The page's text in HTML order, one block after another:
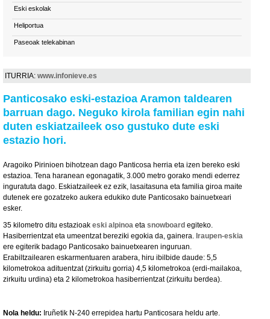
Eski eskolak
Heliportua
Paseoak telekabinan
ITURRIA: www.infonieve.es
Panticosako eski-estazioa Aramon taldearen
barruan dago. Neguko kirola familian egin nahi
duten eskiatzaileek oso gustuko dute eski
estazio hori.
Aragoiko Pirinioen bihotzean dago Panticosa herria eta izen bereko eski
estazioa. Tena haranean egonagatik, 3.000 metro gorako mendi ederrez
inguratuta dago. Eskiatzaileek ez ezik, lasaitasuna eta familia giroa maite
dutenek ere gozatzeko aukera edukiko dute Panticosako bainuetxeari
esker.
35 kilometro ditu estazioak eski alpinoa eta snowboard egiteko.
Hasiberrientzat eta umeentzat bereziki egokia da, gainera. Iraupen-eskia
ere egiterik badago Panticosako bainuetxearen inguruan.
Erabiltzailearen eskarmentuaren arabera, hiru ibilbide daude: 5,5
kilometrokoa adituentzat (zirkuitu gorria) 4,5 kilometrokoa (erdi-mailakoa,
zirkuitu urdina) eta 2 kilometrokoa hasiberrientzat (zirkuitu berdea).
Nola heldu: Iruñetik N-240 errepidea hartu Panticosara heldu arte.